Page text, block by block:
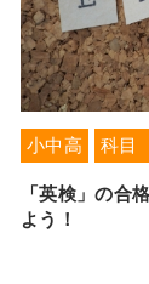
小中高 科目
「英検」の合
よう！